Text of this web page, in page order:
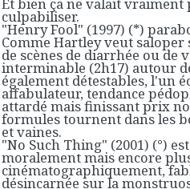
culpabiliser.
"Henry Fool" (1997) (*)
Comme Hartley veut saloper
de scènes de diarrhée ou de
interminable (2h17) autour
également détestables, l'un
affabulateur, tendance
attardé mais finissant prix
formules tournent dans les
et vaines.
"No Such Thing" (2001) (°)
moralement mais encore
cinématographiquement,
désincarnée sur la